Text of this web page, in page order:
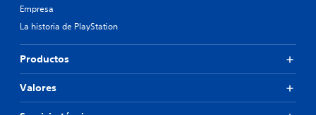
Empresa
La historia de PlayStation
Productos
Valores